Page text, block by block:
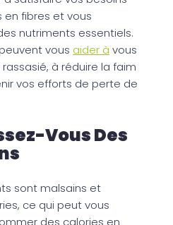
en fibres et vous
nutriments essentiels.
vous aider à vous
à réduire la faim
vos efforts de perte de
Vous Des
sont malsains et
ce qui peut vous
des calories en